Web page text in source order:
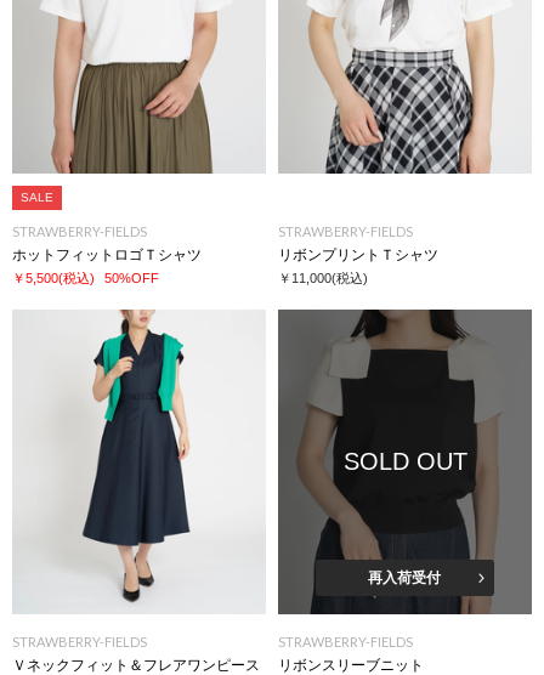
SALE
STRAWBERRY-FIELDS
ホットフィットロゴＴシャツ
￥5,500(税込) 50%OFF
STRAWBERRY-FIELDS
リボンプリントＴシャツ
￥11,000(税込)
STRAWBERRY-FIELDS
Ｖネックフィット＆フレアワンピース
SOLD OUT
再入荷受付
STRAWBERRY-FIELDS
リボンスリーブニット